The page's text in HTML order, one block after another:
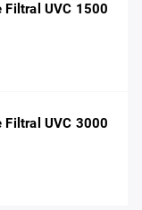
Filtral UVC 1500
Filtral UVC 3000